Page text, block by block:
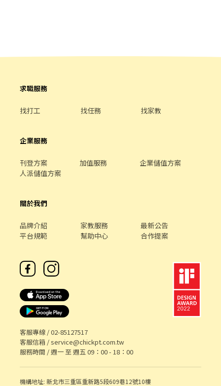
求職服務
找打工 找任務 找家教
企業服務
刊登方案 加值服務
企業儲值方案
人派儲值方案
關於我們
品牌介紹 家教服務
最新公告
平台規範
幫助中心 合作提案
客服專線 /02-85127517
客服信箱 /service@chickpt.com.tw
服務時間 / 週一 至 週五 09：00 - 18：00
機構地址: 新北市三重區重新路5段609巷12號10樓